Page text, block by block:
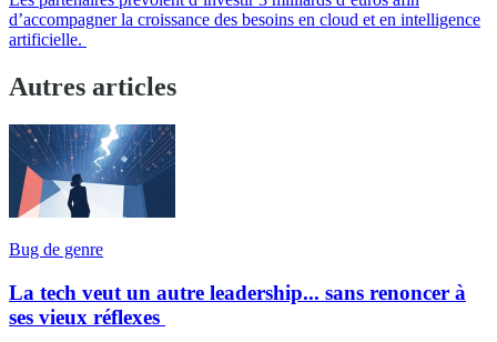
d’accompagner la croissance des besoins en cloud et en intelligence
artificielle.
Autres articles
Bug de genre
La tech veut un autre leadership... sans renoncer à
ses vieux réflexes